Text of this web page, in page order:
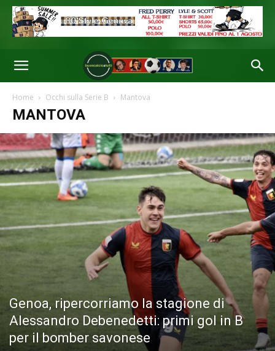
Home Occhi sulla Serie B Mantova
MANTOVA
Genoa, ripercorriamo la stagione di
Alessandro Debenedetti: primi gol in B
per il bomber savonese